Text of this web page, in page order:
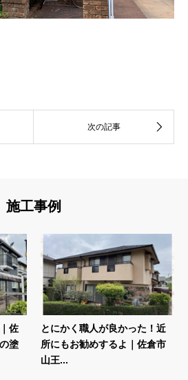
施工事例
佐
塗
とにかく職人が良かった！近
所にもお勧めするよ｜佐倉市
山王...